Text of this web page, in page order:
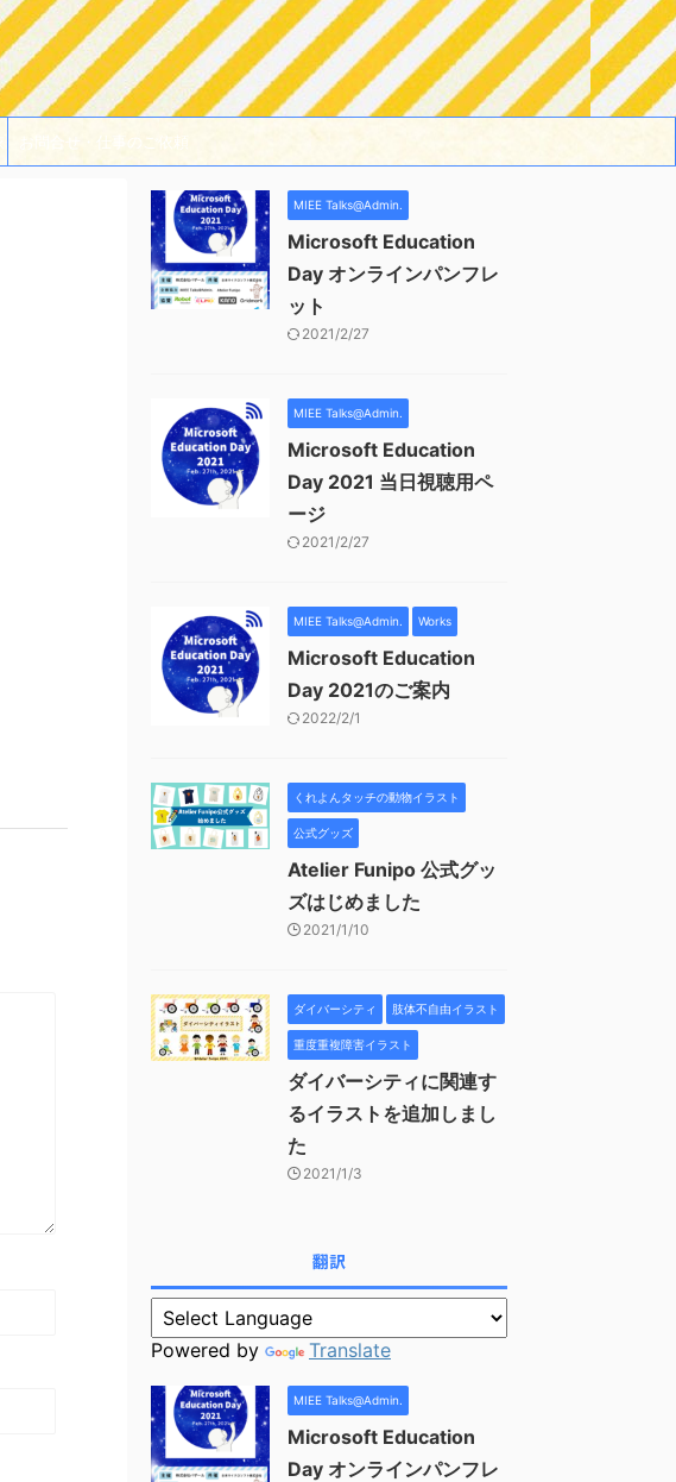
お問合せ・仕事のご依頼
MIEE Talks@Admin.
Microsoft Education
Day オンラインパンフレ
ット
2021/2/27
MIEE Talks@Admin.
Microsoft Education
Day 2021 当日視聴用ペ
ージ
2021/2/27
MIEE Talks@Admin. Works
Microsoft Education
Day 2021のご案内
2022/2/1
くれよんタッチの動物イラスト
公式グッズ
Atelier Funipo 公式グッ
ズはじめました
2021/1/10
ダイバーシティ 肢体不自由イラスト
重度重複障害イラスト
ダイバーシティに関連す
るイラストを追加しまし
た
2021/1/3
翻訳
Powered by Translate
MIEE Talks@Admin.
Microsoft Education
Day オンラインパンフレ